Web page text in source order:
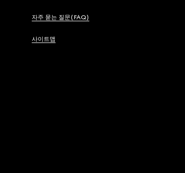
자주 묻는 질문(FAQ)
사이트맵